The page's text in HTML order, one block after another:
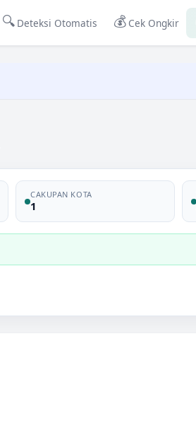
🔍 Deteksi Otomatis 💰 Cek Ongkir
CAKUPAN KOTA
1